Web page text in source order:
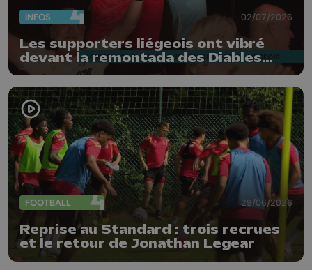
INFOS 02/07/2026
Les supporters liégeois ont vibré
devant la remontada des Diables
Rouges
FOOTBALL 29/06/2026
Reprise au Standard : trois recrues
et le retour de Jonathan Legear